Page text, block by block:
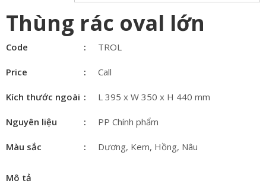
Thùng rác oval lớn
Code TROL
Price Call
Kích thước ngoài L 395 x W 350 x H 440 mm
Nguyên liệu PP Chính phẩm
Màu sắc Dương, Kem, Hồng, Nâu
Mô tả